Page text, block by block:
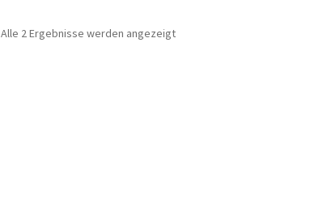
Alle 2 Ergebnisse werden angezeigtNach